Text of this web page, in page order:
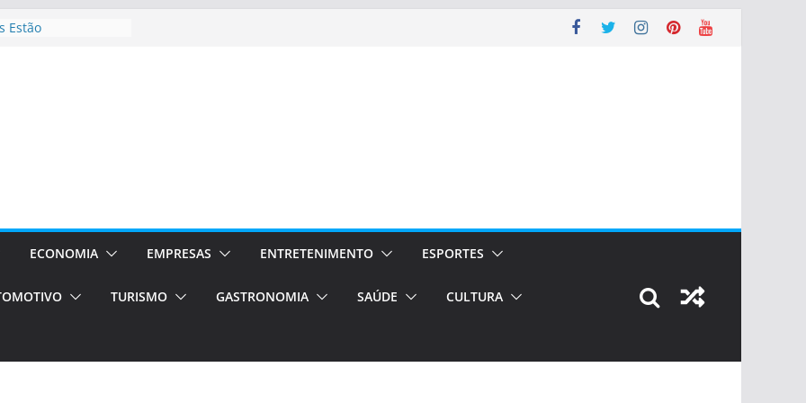
Estão
em Porto
de transfer,
de alto padrão
bolsas –
o segundo
únicas e
de volta!
ECONOMIA EMPRESAS ENTRETENIMENTO ESPORTES
TURISMO GASTRONOMIA SAÚDE CULTURA